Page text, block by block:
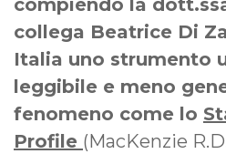
compiendo la
collega Beatrice Di
Italia uno strumento
leggibile e meno
fenomeno come lo
Profile (MacKenzie